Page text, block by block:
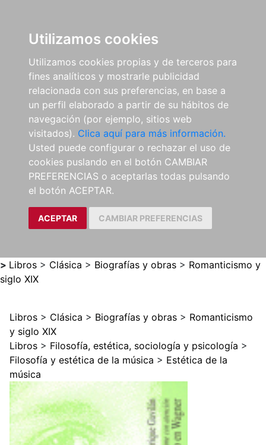
Utilizamos cookies
Utilizamos cookies propias y de terceros para
fines analíticos y mostrarle publicidad
relacionada con sus preferencias, en base a
un perfil elaborado a partir de su hábitos de
navegación (por ejemplo, sitios web
visitados). Clica aquí para más información.
Usted puede configurar o rechazar el uso de
cookies puslando en el botón CAMBIAR
PREFERENCIAS o aceptarlas todas pulsando
el botón ACEPTAR.
ACEPTAR CAMBIAR PREFERENCIAS
> Libros > Clásica > Biografías y obras > Romanticismo y
siglo XIX
Libros > Clásica > Biografías y obras > Romanticismo
y siglo XIX
Libros > Filosofía, estética, sociología y psicología >
Filosofía y estética de la música > Estética de la
música